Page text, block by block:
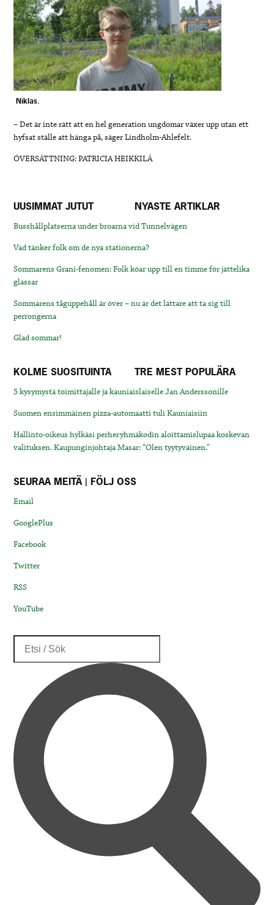
Niklas.
– Det är inte rätt att en hel generation ungdomar växer upp utan ett
hyfsat ställe att hänga på, säger Lindholm-Ahlefelt.
ÖVERSÄTTNING: PATRICIA HEIKKILÄ
UUSIMMAT JUTUT NYASTE ARTIKLAR
Busshållplatserna under broarna vid Tunnelvägen
Vad tänker folk om de nya stationerna?
Sommarens Grani-fenomen: Folk köar upp till en timme för jättelika
glassar
Sommarens tåguppehåll är över – nu är det lättare att ta sig till
perrongerna
Glad sommar!
KOLME SUOSITUINTA TRE MEST POPULÄRA
5 kysymystä toimittajalle ja kauniaislaiselle Jan Anderssonille
Suomen ensimmäinen pizza-automaatti tuli Kauniaisiin
Hallinto-oikeus hylkäsi perheryhmäkodin aloittamislupaa koskevan
valituksen. Kaupunginjohtaja Masar: “Olen tyytyväinen.”
SEURAA MEITÄ | FÖLJ OSS
Email
GooglePlus
Facebook
Twitter
RSS
YouTube